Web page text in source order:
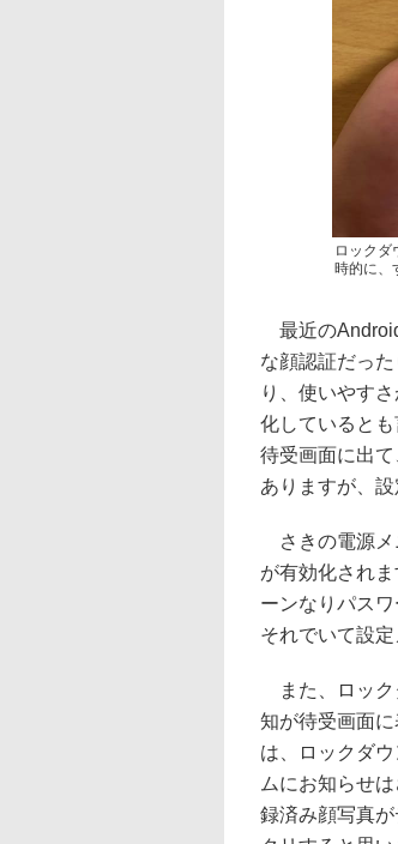
ロックダ
時的に、
最近の
な顔認証だっ
り、使いやす
化していると
待受画面に出
ありますが、設
さきの電源メ
が有効化され
ーンなりパス
それでいて設
また、ロック
知が待受画面
は、ロックダ
ムにお知らせ
録済み顔写真